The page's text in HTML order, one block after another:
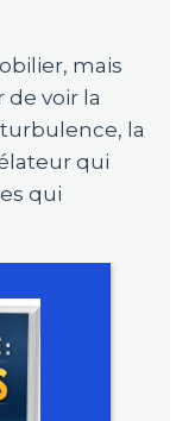
mais
de voir la
la
qui
qui